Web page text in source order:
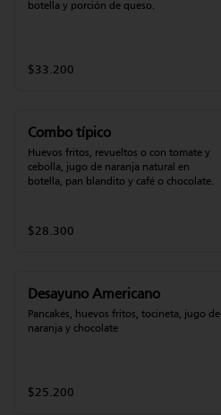
botella y porción de queso.
$33.200
Combo típico
Huevos fritos, revueltos o con tomate y
cebolla, jugo de naranja natural en
botella, pan blandito y café o chocolate.
$28.300
Desayuno Americano
Pancakes, huevos fritos, tocineta, jugo de
naranja y chocolate
$25.200